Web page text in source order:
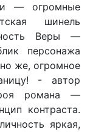
— огромные
шинель
Веры —
персонажа
же, огромное
- автор
романа —
контраста.
яркая,